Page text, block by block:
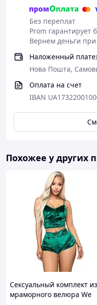
Без переплат
Prom гарантирует
Вернем деньги при
Наложенный
Нова Пошта,
Оплата на счет
IBAN
Похожее у других
Сексуальный комплект из
мраморного велюра We